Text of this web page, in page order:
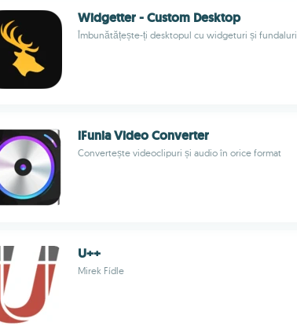
Widgetter - Custom Desktop
Îmbunătățește-ți desktopul cu widgeturi și fundaluri
iFunia Video Converter
Convertește videoclipuri și audio în orice format
U++
Mirek Fídle